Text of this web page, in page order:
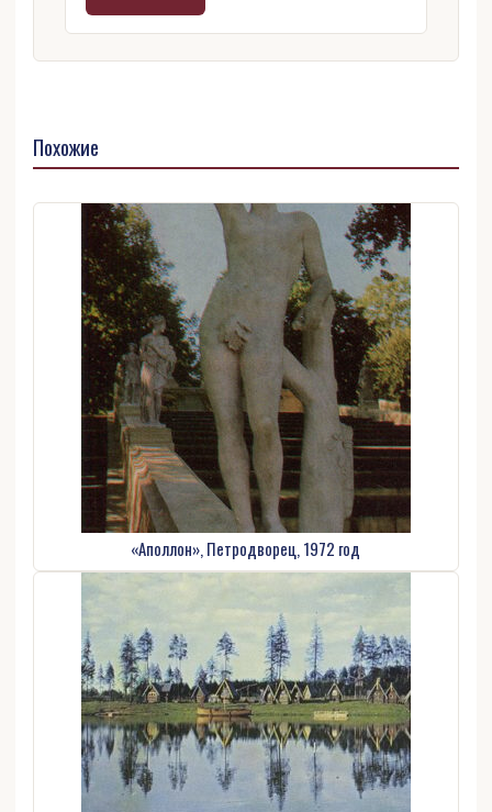
Похожие
«Аполлон», Петродворец, 1972 год